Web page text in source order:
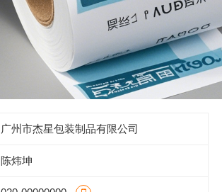
广州市杰星包装制品有限公司
陈炜坤